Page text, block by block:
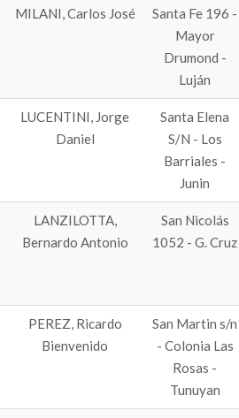
MILANI, Carlos José
Santa Fe 196 -
Mayor
Drumond -
Luján
LUCENTINI, Jorge
Daniel
Santa Elena
S/N - Los
Barriales -
Junin
LANZILOTTA,
Bernardo Antonio
San Nicolás
1052 - G. Cruz
PEREZ, Ricardo
Bienvenido
San Martin s/n
- Colonia Las
Rosas -
Tunuyan